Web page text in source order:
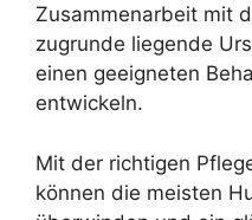
Zusammenarbeit mit
zugrunde liegende
einen geeigneten
entwickeln.
Mit der richtigen
können die meisten